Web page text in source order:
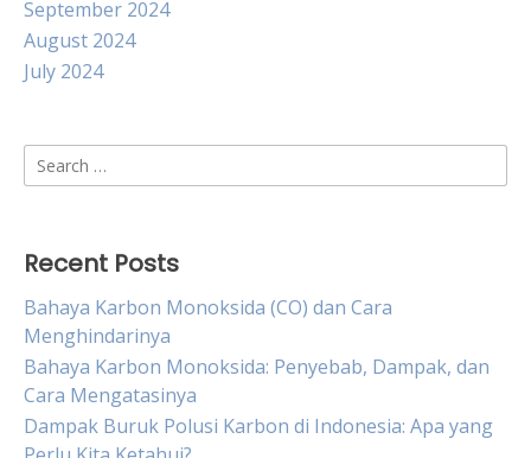
September 2024
August 2024
July 2024
Search
for:
Recent Posts
Bahaya Karbon Monoksida (CO) dan Cara
Menghindarinya
Bahaya Karbon Monoksida: Penyebab, Dampak, dan
Cara Mengatasinya
Dampak Buruk Polusi Karbon di Indonesia: Apa yang